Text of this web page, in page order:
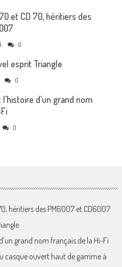
et CD 70, héritiers des
0
esprit Triangle
0
d’un grand nom
0
héritiers des PM6007 et CD6007
grand nom français de la Hi-Fi
casque ouvert haut de gamme à